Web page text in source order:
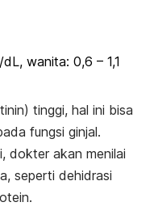
wanita: 0,6 – 1,1
tinggi, hal ini bisa
fungsi ginjal.
dokter akan menilai
seperti dehidrasi